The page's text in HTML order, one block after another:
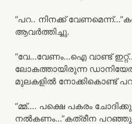
“പറ.. നിനക്ക്
ആവർത്തിച്ചു.
“വേ…വേണം…ഐ വാണ്ട്‌
ലോകത്തായിരുന്ന
മുലകളിൽ നോക്കികൊണ്ട്
“മ്മ്…. പക്ഷെ പകരം
നൽകണം…”കത്രീന